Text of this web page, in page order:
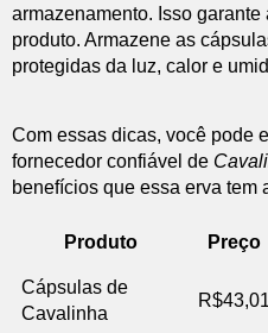
armazenamento. Isso
produto. Armazene as
protegidas da luz, calor e
Com essas dicas, você pode
fornecedor confiável de
benefícios que essa erva tem
Produto Preço
Cápsulas de
Cavalinha
R$43,01